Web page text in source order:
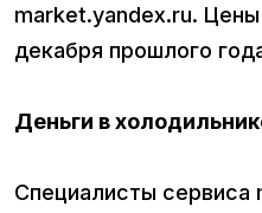
market.yandex.ru.
декабря прошлого
Деньги в
Специалисты сервиса